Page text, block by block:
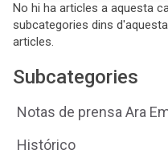
No hi ha articles a aquesta
subcategories dins
articles.
Subcategories
Notas de prensa Ara
Histórico